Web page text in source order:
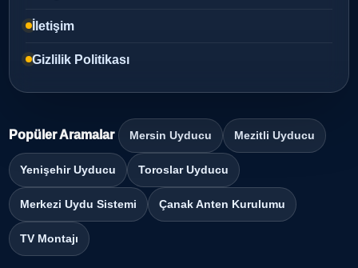
İletişim
Gizlilik Politikası
Popüler Aramalar Mersin Uyducu Mezitli Uyducu
Yenişehir Uyducu Toroslar Uyducu
Merkezi Uydu Sistemi Çanak Anten Kurulumu
TV Montajı